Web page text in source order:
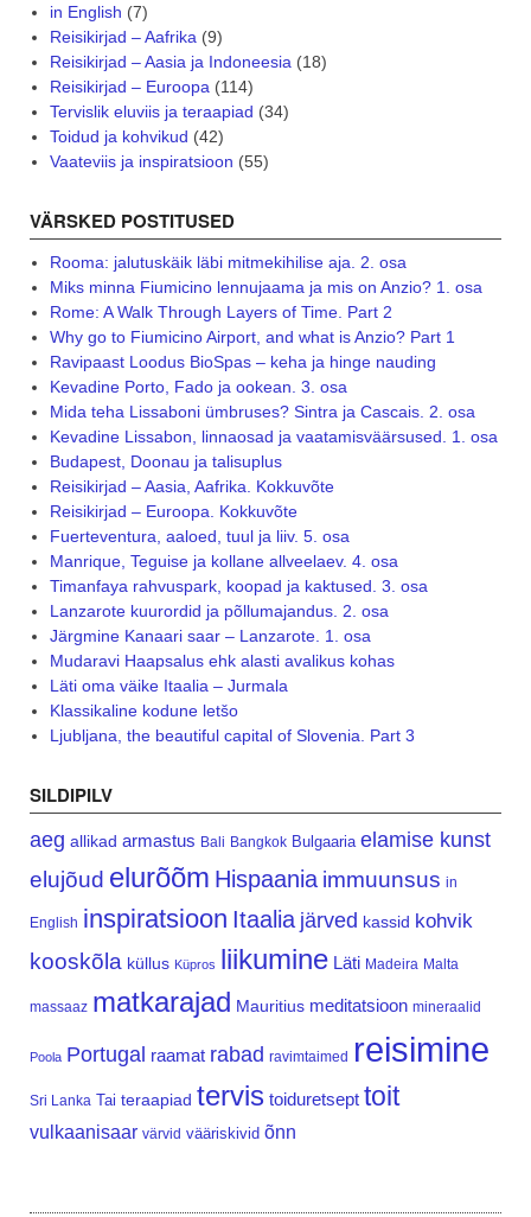
in English (7)
Reisikirjad – Aafrika (9)
Reisikirjad – Aasia ja Indoneesia (18)
Reisikirjad – Euroopa (114)
Tervislik eluviis ja teraapiad (34)
Toidud ja kohvikud (42)
Vaateviis ja inspiratsioon (55)
VÄRSKED POSTITUSED
Rooma: jalutuskäik läbi mitmekihilise aja. 2. osa
Miks minna Fiumicino lennujaama ja mis on Anzio? 1. osa
Rome: A Walk Through Layers of Time. Part 2
Why go to Fiumicino Airport, and what is Anzio? Part 1
Ravipaast Loodus BioSpas – keha ja hinge nauding
Kevadine Porto, Fado ja ookean. 3. osa
Mida teha Lissaboni ümbruses? Sintra ja Cascais. 2. osa
Kevadine Lissabon, linnaosad ja vaatamisväärsused. 1. osa
Budapest, Doonau ja talisuplus
Reisikirjad – Aasia, Aafrika. Kokkuvõte
Reisikirjad – Euroopa. Kokkuvõte
Fuerteventura, aaloed, tuul ja liiv. 5. osa
Manrique, Teguise ja kollane allveelaev. 4. osa
Timanfaya rahvuspark, koopad ja kaktused. 3. osa
Lanzarote kuurordid ja põllumajandus. 2. osa
Järgmine Kanaari saar – Lanzarote. 1. osa
Mudaravi Haapsalus ehk alasti avalikus kohas
Läti oma väike Itaalia – Jurmala
Klassikaline kodune letšo
Ljubljana, the beautiful capital of Slovenia. Part 3
SILDIPILV
aeg allikad armastus Bali Bangkok Bulgaaria elamise kunst
elujõud elurõõm Hispaania immuunsus in
English inspiratsioon Itaalia järved kassid kohvik
kooskõla küllus Küpros liikumine Läti Madeira Malta
massaaz matkarajad Mauritius meditatsioon mineraalid
Poola Portugal raamat rabad ravimtaimed reisimine
Sri Lanka Tai teraapiad tervis toiduretsept toit
vulkaanisaar värvid vääriskivid õnn